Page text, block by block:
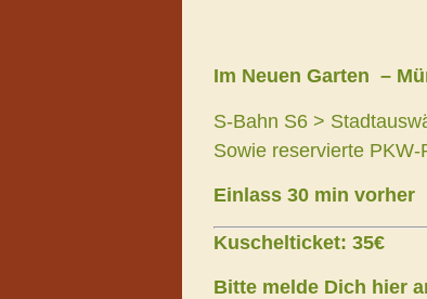
Im Neuen Garten –
S-Bahn S6 >
Sowie reservierte
Einlass 30 min vorher
Kuschelticket: 35€
Bitte melde Dich hier